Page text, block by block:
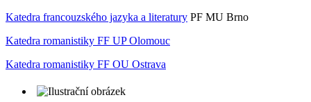
Katedra francouzského jazyka a literatury PF MU Brno
Katedra romanistiky FF UP Olomouc
Katedra romanistiky FF OU Ostrava